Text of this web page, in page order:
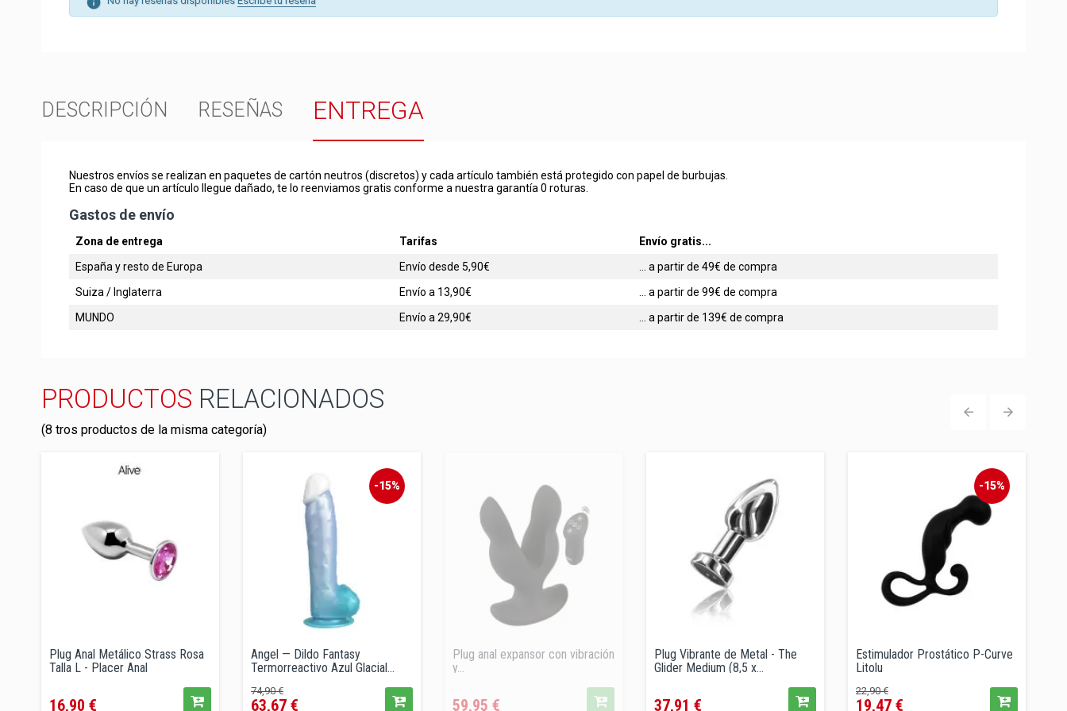
DESCRIPCIÓN RESEÑAS ENTREGA
Nuestros envíos se realizan en paquetes de cartón neutros (discretos) y cada artículo también está protegido con papel de burbujas.
En caso de que un artículo llegue dañado, te lo reenviamos gratis conforme a nuestra garantía 0 roturas.
Gastos de envío
Zona de entrega Tarifas
Envío gratis...
España y resto de Europa
Envío desde 5,90€
... a partir de 49€ de compra
Suiza / Inglaterra
Envío a 13,90€
... a partir de 99€ de compra
MUNDO
Envío a 29,90€ ... a partir de 139€ de compra
PRODUCTOS RELACIONADOS
(8 tros productos de la misma categoría)
Plug Anal Metálico Strass Rosa
Talla L - Placer Anal
16,90 €
-15%
Angel — Dildo Fantasy
Termorreactivo Azul Glacial...
Precio
regular
74,90 €Precio
63,67 €
Plug anal expansor con vibración
y...
59,95 €
Plug Vibrante de Metal - The
Glider Medium (8,5 x...
37,91 €
-15%
Estimulador Prostático P-Curve
Litolu
Precio
regular
22,90 €Precio
19,47 €